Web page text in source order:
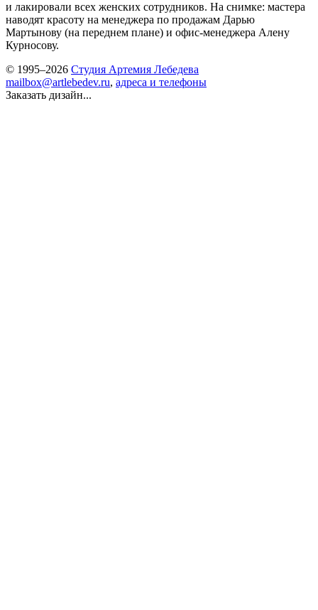
и лакировали всех женских сотрудников. На снимке: мастера
наводят красоту на менеджера по продажам Дарью
Мартынову (на переднем плане) и офис-менеджера Алену
Курносову.
© 1995–2026 Студия Артемия Лебедева
mailbox@artlebedev.ru, адреса и телефоны
Заказать дизайн...